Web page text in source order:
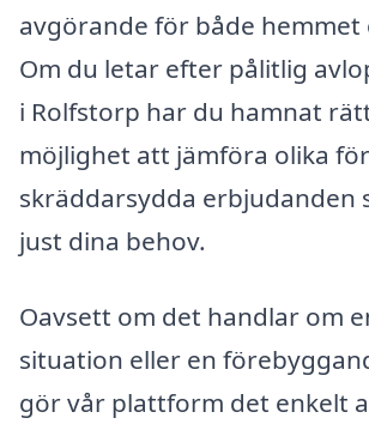
avgörande för både hemmet
Om du letar efter pålitlig
i Rolfstorp har du hamnat
möjlighet att jämföra olika
skräddarsydda erbjudanden
just dina behov.
Oavsett om det handlar om
situation eller en
gör vår plattform det enkelt